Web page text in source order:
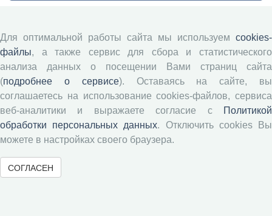
Экономические и социальные перемены
Проблемы развития территории
Вопросы территориального развития
Социальное пространство
Юный экономист
АгроЗооТехника
Для оптимальной работы сайта мы используем cookies-
файлы, а также сервис для сбора и статистического
анализа данных о посещении Вами страниц сайта
(подробнее о сервисе). Оставаясь на сайте, вы
соглашаетесь на использование cookies-файлов, сервиса
веб-аналитики и выражаете согласие с
Политикой
обработки персональных данных. Отключить cookies Вы
можете в настройках своего браузера.
СОГЛАСЕН